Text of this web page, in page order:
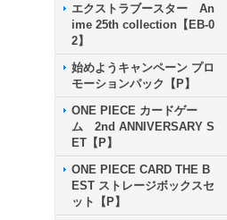
エクストラブースター An
ime 25th collection【EB-0
2】
始めようキャンペーン プロ
モーションパック【P】
ONE PIECE カードゲー
ム 2nd ANNIVERSARY S
ET【P】
ONE PIECE CARD THE B
EST ストレージボックスセ
ット【P】